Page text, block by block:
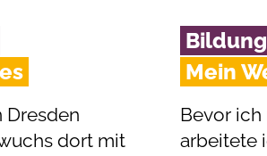
Dresden
dort mit
Bildung
Mein
Bevor ich
arbeitete